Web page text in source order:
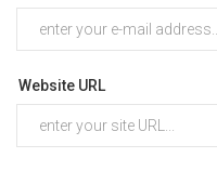
Website URL